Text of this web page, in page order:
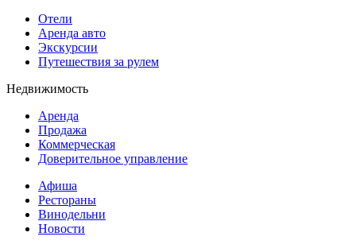
Отели
Аренда авто
Экскурсии
Путешествия за рулем
Недвижимость
Аренда
Продажа
Коммерческая
Доверительное управление
Афиша
Рестораны
Винодельни
Новости